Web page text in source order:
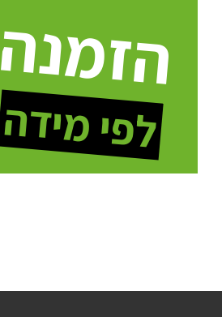
הזמנה
לפי מידה